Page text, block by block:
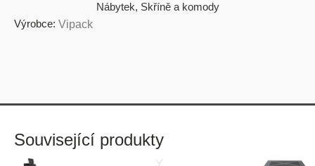
Nábytek, Skříně a komody
Výrobce: Vipack
Související produkty